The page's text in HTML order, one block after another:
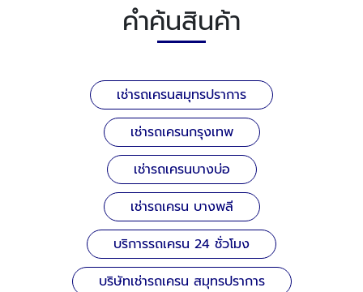
คำค้นสินค้า
เช่ารถเครนสมุทรปราการ
เช่ารถเครนกรุงเทพ
เช่ารถเครนบางบ่อ
เช่ารถเครน บางพลี
บริการรถเครน 24 ชั่วโมง
บริษัทเช่ารถเครน สมุทรปราการ